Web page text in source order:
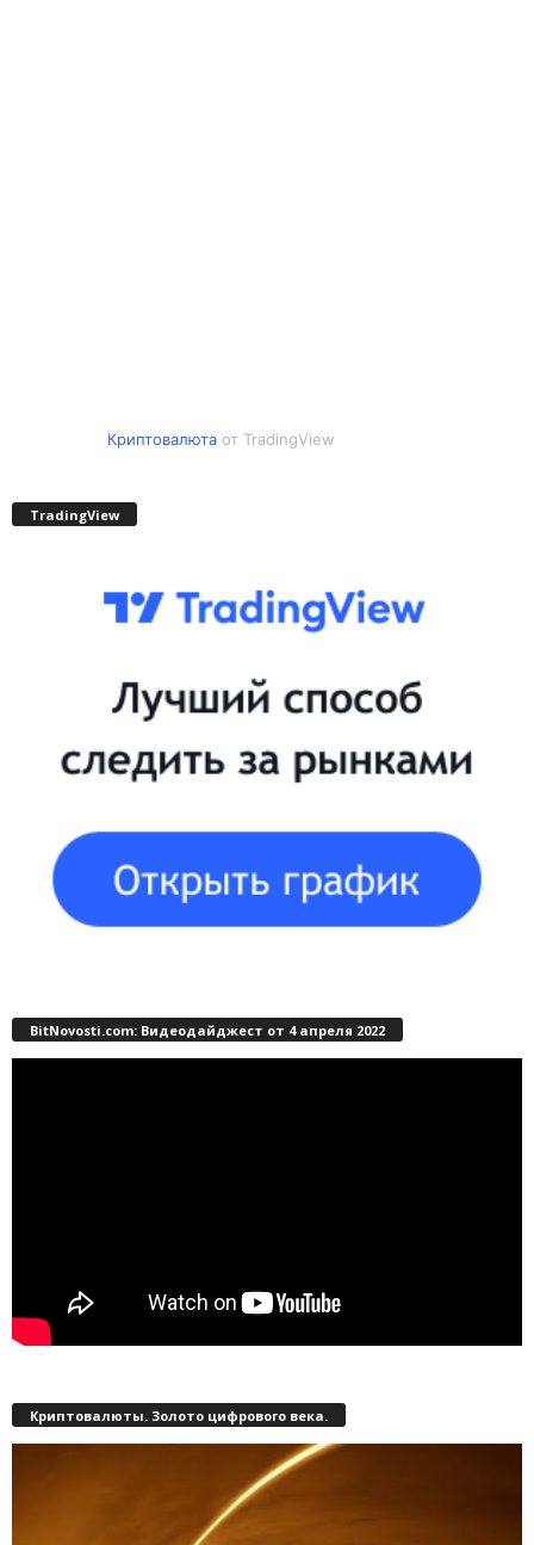
Криптовалютаот TradingView
TradingView
BitNovosti.com: Видеодайджест от 4 апреля 2022
Криптовалюты. Золото цифрового века.